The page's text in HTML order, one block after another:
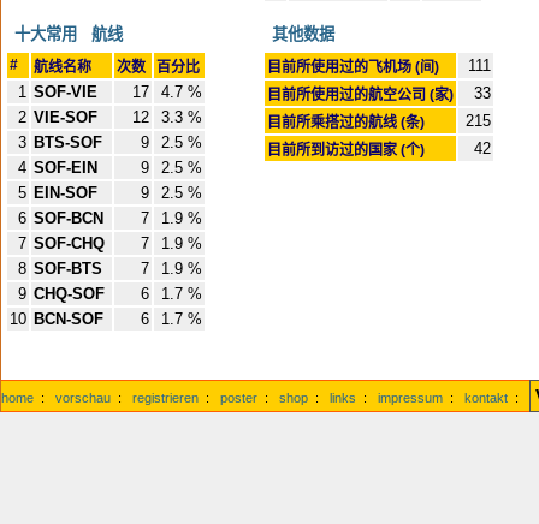
十大常用 航线
# 航线名称 次数 百分比
1 SOF-VIE 17
4.7 %
2 VIE-SOF 12
3.3 %
3 BTS-SOF 9
2.5 %
4 SOF-EIN 9
2.5 %
5 EIN-SOF 9
2.5 %
6 SOF-BCN 7
1.9 %
7 SOF-CHQ 7
1.9 %
8 SOF-BTS 7
1.9 %
9 CHQ-SOF 6
1.7 %
10 BCN-SOF 6 1.7 %
其他数据
目前所使用过的飞机场 (间) 111
目前所使用过的航空公司 (家) 33
目前所乘搭过的航线 (条) 215
目前所到访过的国家 (个) 42
home : vorschau : registrieren : poster : shop : links : impressum : kontakt :